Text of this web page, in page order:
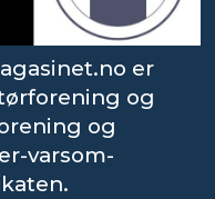
er
og
og
varsom-